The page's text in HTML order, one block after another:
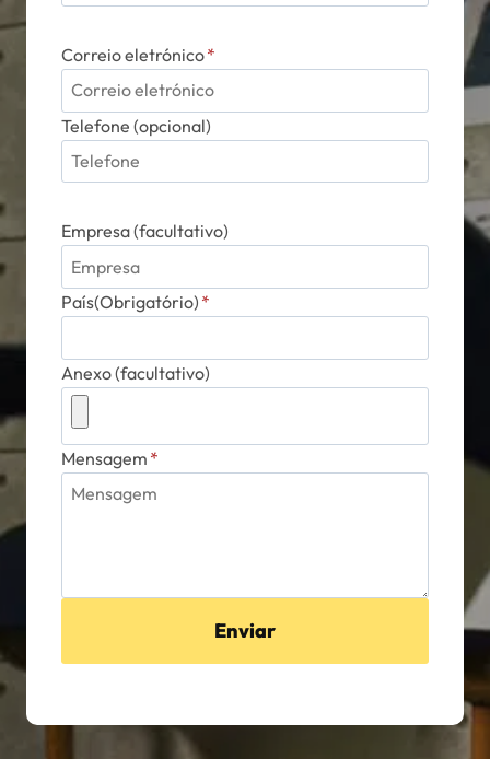
Correio eletrónico*
Telefone (opcional)
Empresa (facultativo)
País(Obrigatório) *
Anexo (facultativo)
Mensagem *
Enviar